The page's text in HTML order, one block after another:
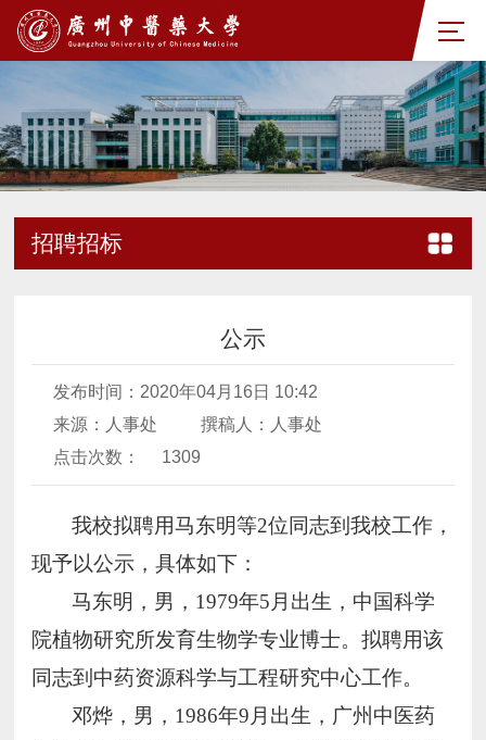
招聘招标
公示
发布时间：2020年04月16日 10:42
来源：人事处
撰稿人：人事处
点击次数：
1309
我校拟聘用马东明等2位同志到我校工作，
现予以公示，具体如下：
马东明，男，1979年5月出生，中国科学
院植物研究所发育生物学专业博士。拟聘用该
同志到中药资源科学与工程研究中心工作。
邓烨，男，1986年9月出生，广州中医药